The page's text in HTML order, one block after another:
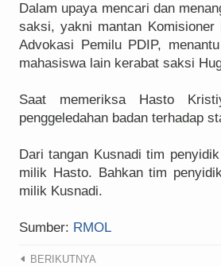
Dalam upaya mencari dan
saksi, yakni mantan Komisioner
Advokasi Pemilu PDIP,
mahasiswa lain kerabat saksi
Saat memeriksa Hasto
penggeledahan badan terhadap
Dari tangan Kusnadi tim
milik Hasto. Bahkan tim
milik Kusnadi.
Sumber: RMOL
BERIKUTNYA